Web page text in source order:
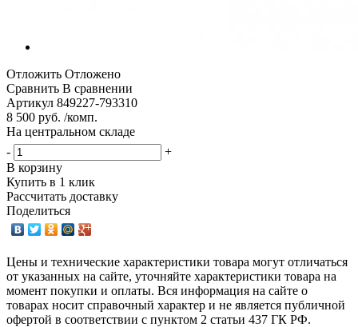
Отложить Отложено
Сравнить В сравнении
Артикул 849227-793310
8 500 руб. /комп.
На центральном складе
-
+
В корзину
Купить в 1 клик
Рассчитать доставку
Поделиться
Цены и технические характеристики товара могут отличаться
от указанных на сайте, уточняйте характеристики товара на
момент покупки и оплаты. Вся информация на сайте о
товарах носит справочный характер и не является публичной
офертой в соответствии с пунктом 2 статьи 437 ГК РФ.